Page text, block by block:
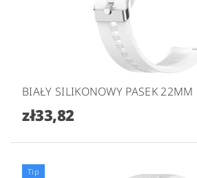
BIAŁY SILIKONOWY PASEK 22MM
zł33,82
Tip